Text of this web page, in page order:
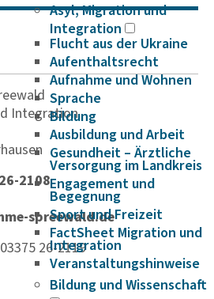
Asyl, Migration und
Integration
Flucht aus der Ukraine
Aufenthaltsrecht
Aufnahme und Wohnen
Sprache
Bildung
Ausbildung und Arbeit
Gesundheit – Ärztliche
Versorgung im Landkreis
Engagement und
Begegnung
Sport und Freizeit
FactSheet Migration und
Integration
Veranstaltungshinweise
Bildung und Wissenschaft
Inte­­gra­tion
2108
spreewald.de
26-2119